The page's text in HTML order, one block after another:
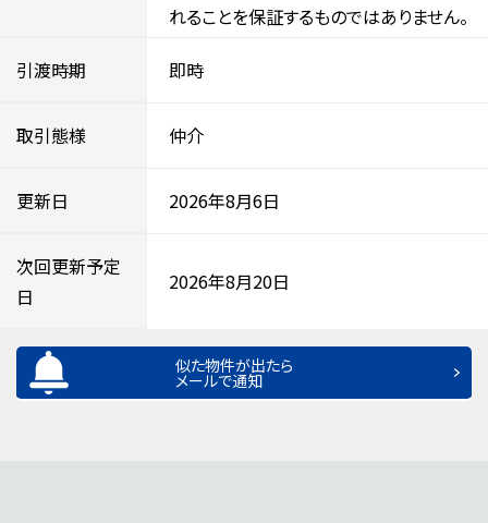
れることを保証するものではありません。
引渡時期 即時
取引態様 仲介
更新日 2026年8月6日
次回更新予定
日
2026年8月20日
似た物件が出たら
メールで通知